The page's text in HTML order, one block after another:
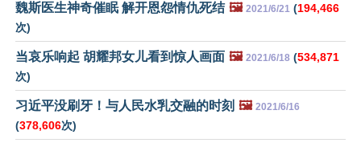
魏斯医生神奇催眠 解开恩怨情仇死结 🖼️ 2021/6/21 (194,466
次)
当哀乐响起 胡耀邦女儿看到惊人画面 🖼️ 2021/6/18 (534,871
次)
习近平没刷牙！与人民水乳交融的时刻 🖼️ 2021/6/16
(378,606次)